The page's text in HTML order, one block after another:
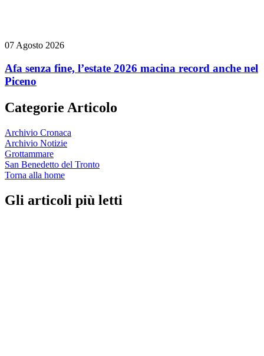
07 Agosto 2026
Afa senza fine, l’estate 2026 macina record anche nel
Piceno
Categorie Articolo
Archivio Cronaca
Archivio Notizie
Grottammare
San Benedetto del Tronto
Torna alla home
Gli articoli più letti